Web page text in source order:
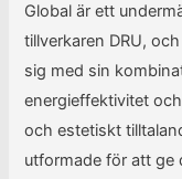
Global är ett
tillverkaren DRU,
sig med sin
energieffektivitet
och estetiskt
utformade för att ge